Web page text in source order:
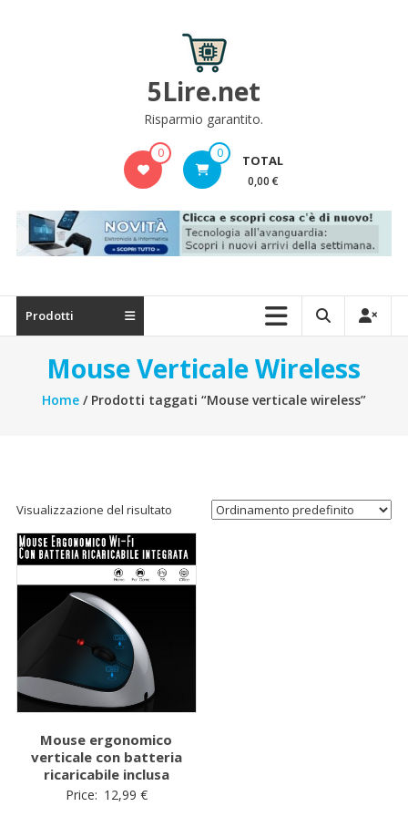
5Lire.net
Risparmio garantito.
0 0 TOTAL
0,00 €
Prodotti
Mouse Verticale Wireless
Home/ Prodotti taggati “Mouse verticale wireless”
Visualizzazione del risultato
Mouse ergonomico
verticale con batteria
ricaricabile inclusa
Price: 12,99 €